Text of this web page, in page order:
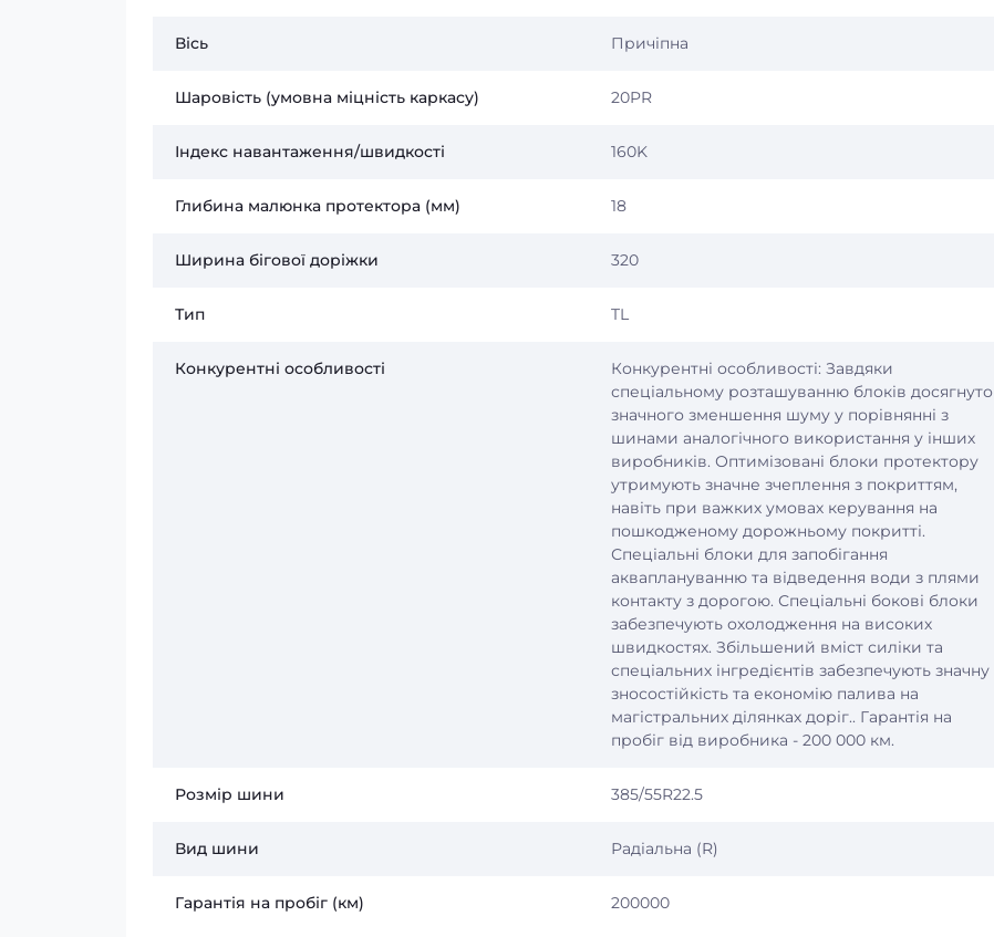
Вісь Причіпна
Шаровість (умовна міцність каркасу) 20PR
Індекс навантаження/швидкості 160K
Глибина малюнка протектора (мм) 18
Ширина бігової доріжки 320
Тип TL
Конкурентні особливості
Конкурентні особливості: Завдяки
спеціальному розташуванню блоків досягнуто
значного зменшення шуму у порівнянні з
шинами аналогічного використання у інших
виробників. Оптимізовані блоки протектору
утримують значне зчеплення з покриттям,
навіть при важких умовах керування на
пошкодженому дорожньому покритті.
Спеціальні блоки для запобігання
акваплануванню та відведення води з плями
контакту з дорогою. Спеціальні бокові блоки
забезпечують охолодження на високих
швидкостях. Збільшений вміст силіки та
спеціальних інгредієнтів забезпечують значну
зносостійкість та економію палива на
магістральних ділянках доріг.. Гарантія на
пробіг від виробника - 200 000 км.
Розмір шини 385/55R22.5
Вид шини Радіальна (R)
Гарантія на пробіг (км) 200000